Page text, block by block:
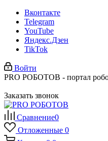
Вконтакте
Telegram
YouTube
Яндекс.Дзен
TikTok
Войти
PRO РОБОТОВ - портал
Заказать звонок
Сравнение0
Отложенные 0